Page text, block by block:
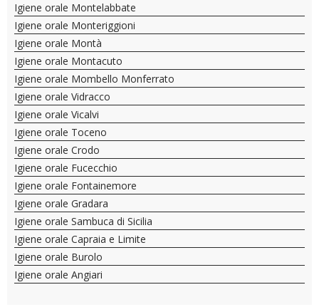
Igiene orale Montelabbate
Igiene orale Monteriggioni
Igiene orale Montà
Igiene orale Montacuto
Igiene orale Mombello Monferrato
Igiene orale Vidracco
Igiene orale Vicalvi
Igiene orale Toceno
Igiene orale Crodo
Igiene orale Fucecchio
Igiene orale Fontainemore
Igiene orale Gradara
Igiene orale Sambuca di Sicilia
Igiene orale Capraia e Limite
Igiene orale Burolo
Igiene orale Angiari